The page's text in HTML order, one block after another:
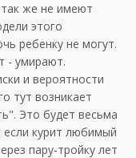
же не имеют
этого
ребенку не могут.
- умирают.
и вероятности
тут возникает
Это будет весьма
если курит любимый
пару-тройку лет